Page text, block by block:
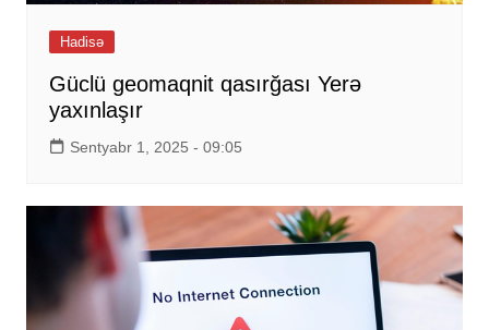
Hadisə
Güclü geomaqnit qasırğası Yerə
yaxınlaşır
Sentyabr 1, 2025 - 09:05